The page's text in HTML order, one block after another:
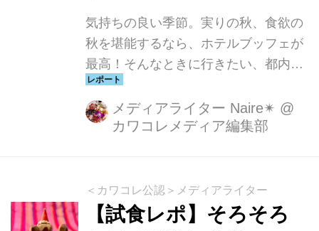
気持ちの良い季節。実りの秋、食欲の
秋を堪能するなら、ホテルブッフェが
最高！そんなときに行きたい、都内に
いながらにして北海道の美味しいもの
を堪能できるフェアが、東京ドームホ
テルにて開催中です♪
メディアライター Naire✴︎ @
カワコレメディア編集部
＜カワコレ公認＞メディアライター
【試食レポ】そろそろ